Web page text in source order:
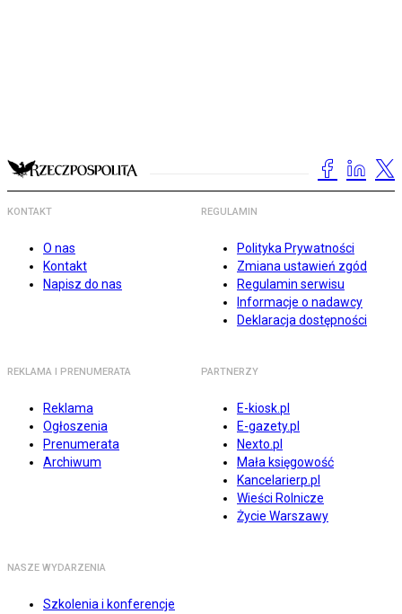
KONTAKT
O nas
Kontakt
Napisz do nas
REGULAMIN
Polityka Prywatności
Zmiana ustawień zgód
Regulamin serwisu
Informacje o nadawcy
Deklaracja dostępności
REKLAMA I PRENUMERATA
Reklama
Ogłoszenia
Prenumerata
Archiwum
PARTNERZY
E-kiosk.pl
E-gazety.pl
Nexto.pl
Mała księgowość
Kancelarierp.pl
Wieści Rolnicze
Życie Warszawy
NASZE WYDARZENIA
Szkolenia i konferencje